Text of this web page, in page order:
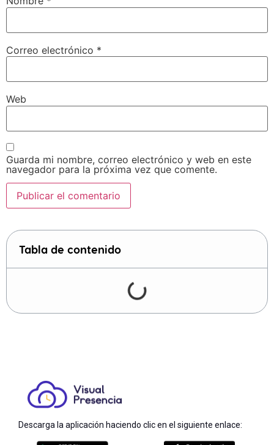
Correo electrónico *
Web
Guarda mi nombre, correo electrónico y web en este
navegador para la próxima vez que comente.
Tabla de contenido
Descarga la aplicación haciendo clic en el siguiente enlace: